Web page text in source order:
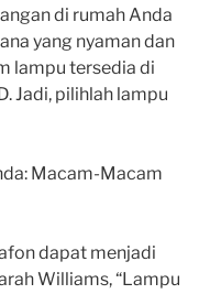
di rumah Anda
yang nyaman dan
lampu tersedia di
Jadi, pilihlah lampu
Macam-Macam
dapat menjadi
Williams, “Lampu